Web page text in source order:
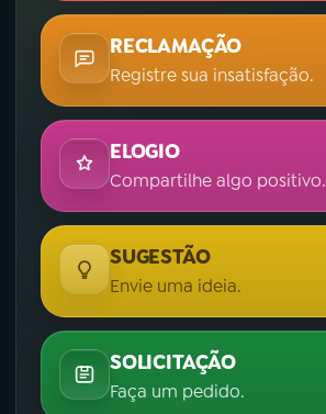
RECLAMAÇÃO
Registre sua insatisfação.
ELOGIO
Compartilhe algo positivo.
SUGESTÃO
Envie uma ideia.
SOLICITAÇÃO
Faça um pedido.